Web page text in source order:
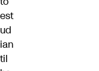
est
ud
ian
til